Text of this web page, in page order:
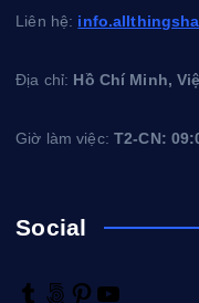
Liên hệ:
Địa chỉ: Hồ Chí Minh,
Giờ làm việc:T2-CN:
Social
T
5
P